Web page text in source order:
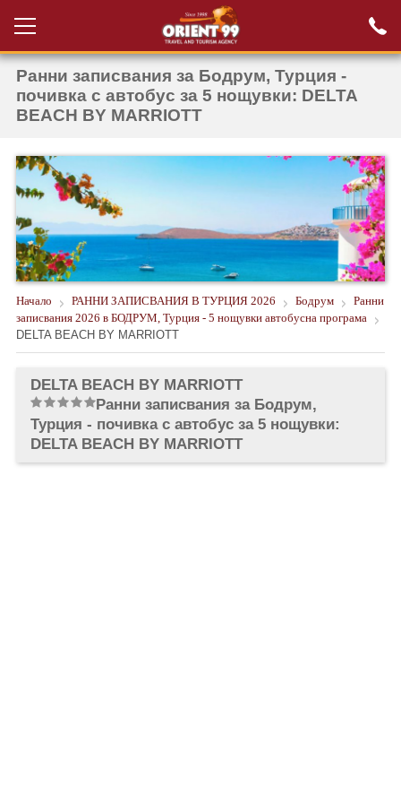
Вход за агенти
Проверка на
резервация
НОВА ГОДИНА ТУРЦИЯ
НОВА ГОДИНА
ПОЧИВКИ
КРУИЗИ
ЕКЗОТИКА
ЕКСКУРЗИИ
ОЩЕ
ЗА НАС
КОНТАКТИ
ФИРМЕНИ ДОКУМЕНТИ
Ранни записвания за Бодрум, Турция -
почивка с автобус за 5 нощувки: DELTA
BEACH BY MARRIOTT
Начало РАННИ ЗАПИСВАНИЯ В ТУРЦИЯ 2026 Бодрум
Ранни
записвания 2026 в БОДРУМ, Турция - 5 нощувки автобусна програма
DELTA BEACH BY MARRIOTT
DELTA BEACH BY MARRIOTT
Ранни записвания за Бодрум,
Турция - почивка с автобус за 5 нощувки:
DELTA BEACH BY MARRIOTT